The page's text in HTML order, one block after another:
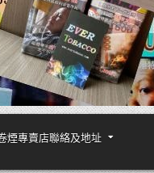
卷煙專賣店聯絡及地址